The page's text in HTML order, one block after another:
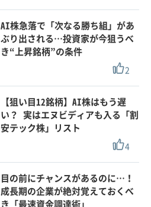
AI株急落で「次なる勝ち組」があ
ぶり出される…投資家が今狙うべ
き“上昇銘柄”の条件
2
【狙い目12銘柄】AI株はもう遅
い？ 実はエヌビディアも入る「割
安テック株」リスト
4
目の前にチャンスがあるのに…！
成長期の企業が絶対覚えておくべ
き「最速資金調達術」